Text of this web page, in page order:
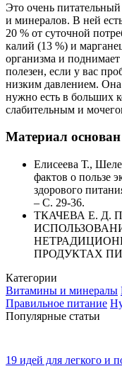
Это очень
и минералов. В ней
20 % от суточной
калий (13 %) и
организма и
полезен, если у вас
низким давлением.
нужно есть в больших
слабительным и
Материал
Елисеева Т.,
фактов о пользе
здорового
– С. 29-36.
ТКАЧЕВА Е. Д.
ПРОДУКТАХ
Категории
Витамины и минералы
Правильное питание
Популярные статьи
19 идей для легкого и